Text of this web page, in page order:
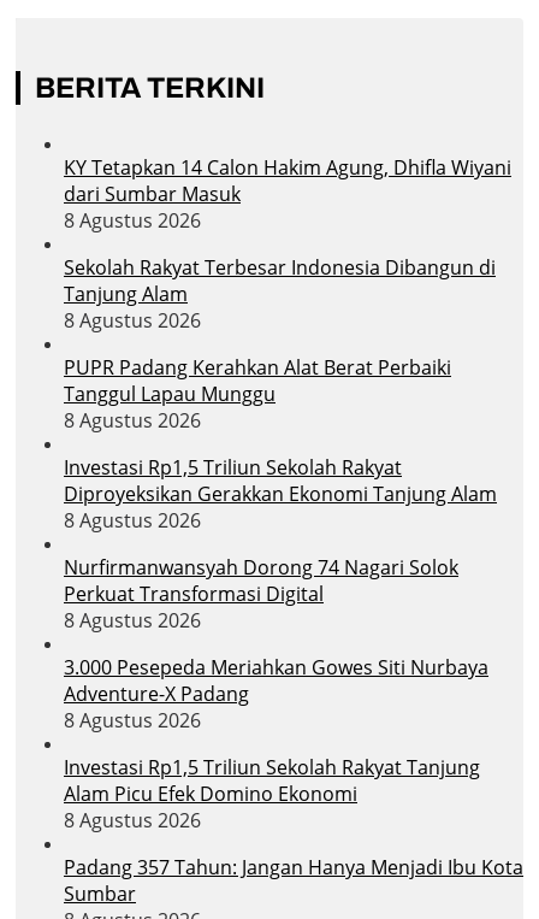
BERITA TERKINI
KY Tetapkan 14 Calon Hakim Agung, Dhifla Wiyani
dari Sumbar Masuk
8 Agustus 2026
Sekolah Rakyat Terbesar Indonesia Dibangun di
Tanjung Alam
8 Agustus 2026
PUPR Padang Kerahkan Alat Berat Perbaiki
Tanggul Lapau Munggu
8 Agustus 2026
Investasi Rp1,5 Triliun Sekolah Rakyat
Diproyeksikan Gerakkan Ekonomi Tanjung Alam
8 Agustus 2026
Nurfirmanwansyah Dorong 74 Nagari Solok
Perkuat Transformasi Digital
8 Agustus 2026
3.000 Pesepeda Meriahkan Gowes Siti Nurbaya
Adventure-X Padang
8 Agustus 2026
Investasi Rp1,5 Triliun Sekolah Rakyat Tanjung
Alam Picu Efek Domino Ekonomi
8 Agustus 2026
Padang 357 Tahun: Jangan Hanya Menjadi Ibu Kota
Sumbar